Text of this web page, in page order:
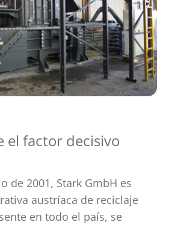
el factor decisivo
de 2001, Stark GmbH es
austríaca de reciclaje
en todo el país, se